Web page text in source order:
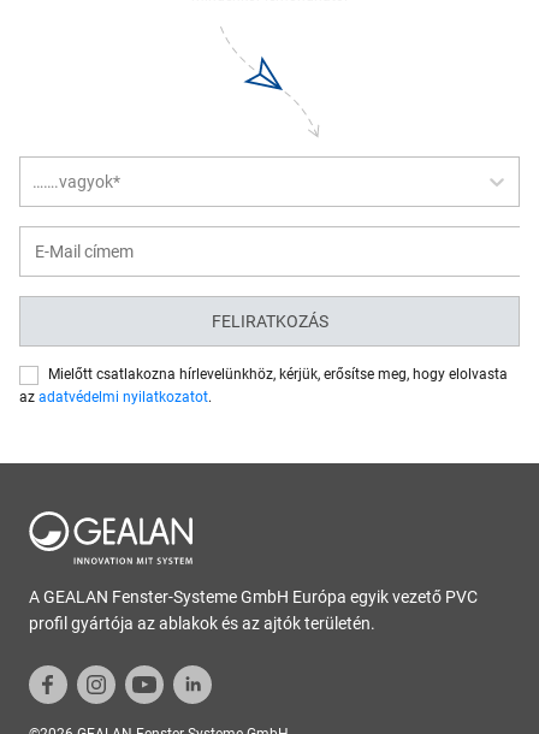
…….vagyok*
FELIRATKOZÁS
Mielőtt csatlakozna hírlevelünkhöz, kérjük, erősítse meg, hogy elolvasta
az adatvédelmi nyilatkozatot.
A GEALAN Fenster-Systeme GmbH Európa egyik vezető PVC
profil gyártója az ablakok és az ajtók területén.